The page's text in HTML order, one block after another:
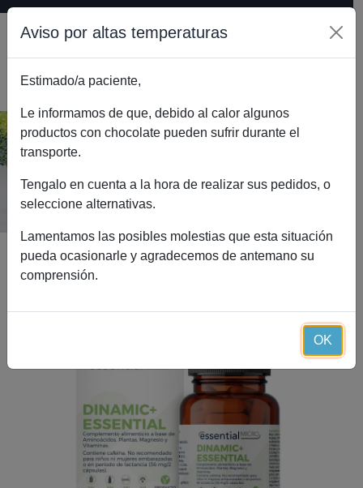
Dinamic+ Essential (90 cápsulas)
Inicio Catálogo Dinamic+ Essential (90 cápsulas)
Aviso por altas temperaturas
Estimado/a paciente,
Le informamos de que, debido al calor algunos
productos con chocolate pueden sufrir durante el
transporte.
Tengalo en cuenta a la hora de realizar sus pedidos, o
seleccione alternativas.
Lamentamos las posibles molestias que esta situación
pueda ocasionarle y agradecemos de antemano su
comprensión.
OK